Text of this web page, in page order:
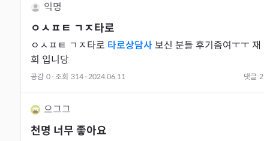
익명
ㅇㅅㅍㅌ ㄱㅈ타로
ㅇㅅㅍㅌ ㄱㅈ타로 타로상담사보신 분들 후기좀여ㅜㅜ 재
회 입니당
공감 0 · 조회 314 · 2024.06.11 댓글 2
으그그
천명 너무 좋아요